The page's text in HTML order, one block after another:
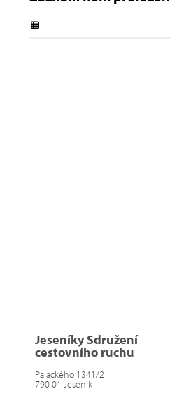
Jeseníky Sdružení
cestovního ruchu
Palackého 1341/2
790 01 Jeseník